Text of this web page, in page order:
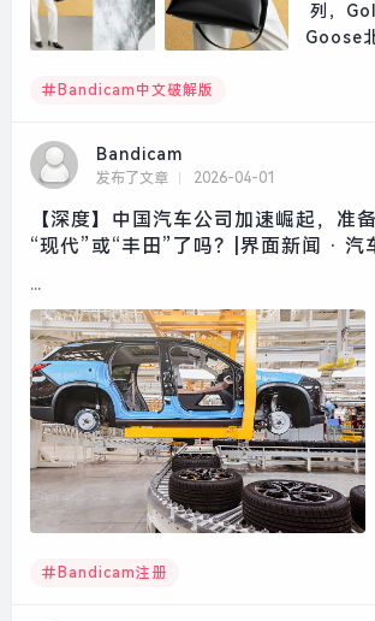
Bandicam中文破解版
Bandicam
发布了文章 2026-04-01
【深度】中国汽车公司加速崛起，准
“现代”或“丰田”了吗？|界面新闻 · 汽
...
Bandicam注册